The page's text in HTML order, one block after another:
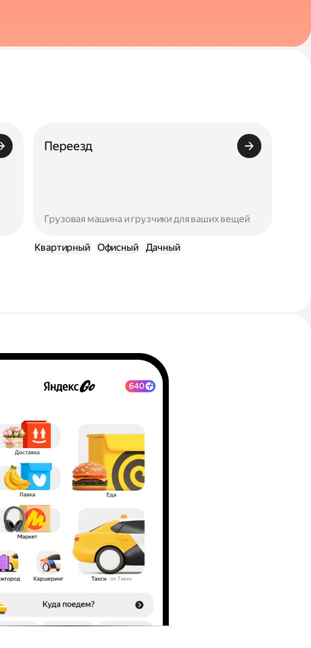
Переезд
Грузовая машина и грузчики для ваших вещей
Квартирный Офисный Дачный